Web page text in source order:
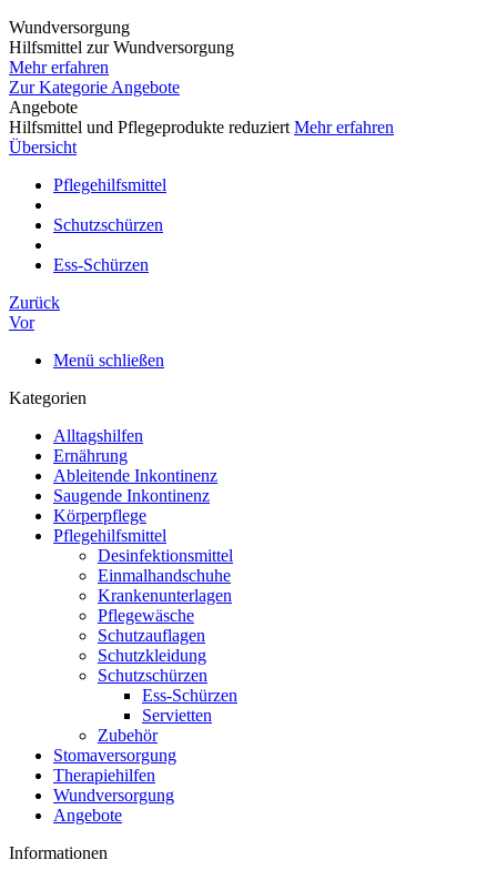
Wundversorgung
Hilfsmittel zur Wundversorgung
Mehr erfahren
Zur Kategorie Angebote
Angebote
Hilfsmittel und Pflegeprodukte reduziert Mehr erfahren
Übersicht
Pflegehilfsmittel
Schutzschürzen
Ess-Schürzen
Zurück
Vor
Menü schließen
Kategorien
Alltagshilfen
Ernährung
Ableitende Inkontinenz
Saugende Inkontinenz
Körperpflege
Pflegehilfsmittel
Desinfektionsmittel
Einmalhandschuhe
Krankenunterlagen
Pflegewäsche
Schutzauflagen
Schutzkleidung
Schutzschürzen
Ess-Schürzen
Servietten
Zubehör
Stomaversorgung
Therapiehilfen
Wundversorgung
Angebote
Informationen